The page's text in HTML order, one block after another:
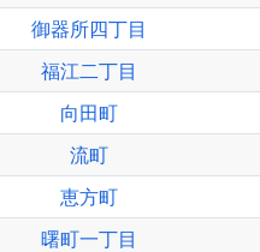
御器所四丁目
福江二丁目
向田町
流町
恵方町
曙町一丁目